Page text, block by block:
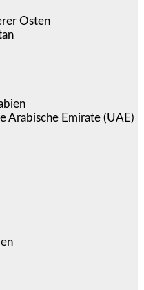
Osten
Arabische Emirate (UAE)